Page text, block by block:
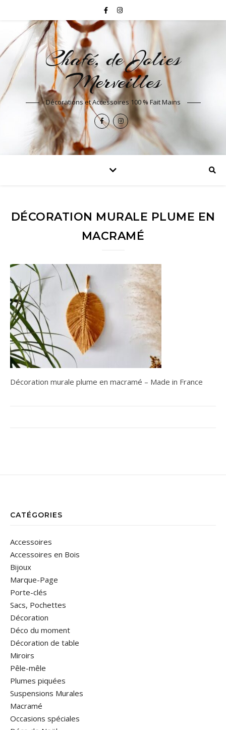
Chafé, de Jolies
Merveilles
Décorations et Accessoires 100 % Fait Mains
DÉCORATION MURALE PLUME EN
MACRAMÉ
Décoration murale plume en macramé – Made in France
CATÉGORIES
Accessoires
Accessoires en Bois
Bijoux
Marque-Page
Porte-clés
Sacs, Pochettes
Décoration
Déco du moment
Décoration de table
Miroirs
Pêle-mêle
Plumes piquées
Suspensions Murales
Macramé
Occasions spéciales